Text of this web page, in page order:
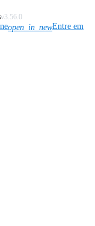
v3.56.0
open_in_newEntre em